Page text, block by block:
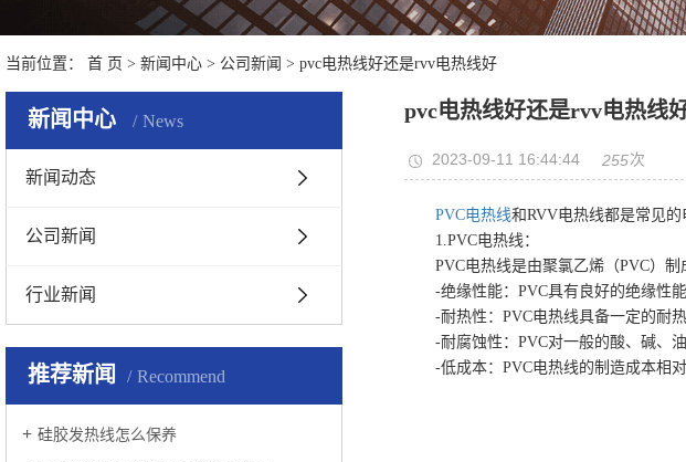
当前位置： 首 页 > 新闻中心 > 公司新闻 > pvc电热线好还是rvv电热线好
新闻中心 News
新闻动态
公司新闻
行业新闻
推荐新闻 Recommend
硅胶发热线怎么保养
pvc电热线好还是rvv电热线
2023-09-11 16:44:44 255次
PVC电热线和RVV电热线都是常见
1.PVC电热线：
PVC电热线是由聚氯乙烯（PVC）制
-绝缘性能：PVC具有良好的绝缘性能
-耐热性：PVC电热线具备一定的耐热
-耐腐蚀性：PVC对一般的酸、碱、油
-低成本：PVC电热线的制造成本相对